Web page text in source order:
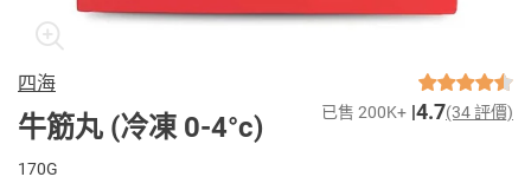
四海
牛筋丸 (冷凍 0-4°c) 已售 200K+ 4.7(34 評價)
170G